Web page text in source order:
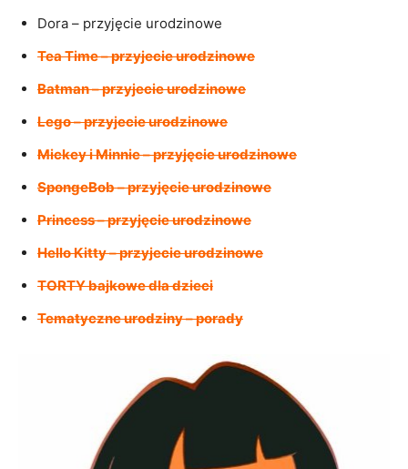
Dora – przyjęcie urodzinowe
Tea Time – przyjecie urodzinowe
Batman – przyjecie urodzinowe
Lego – przyjecie urodzinowe
Mickey i Minnie – przyjęcie urodzinowe
SpongeBob – przyjęcie urodzinowe
Princess – przyjęcie urodzinowe
Hello Kitty – przyjecie urodzinowe
TORTY bajkowe dla dzieci
Tematyczne urodziny – porady